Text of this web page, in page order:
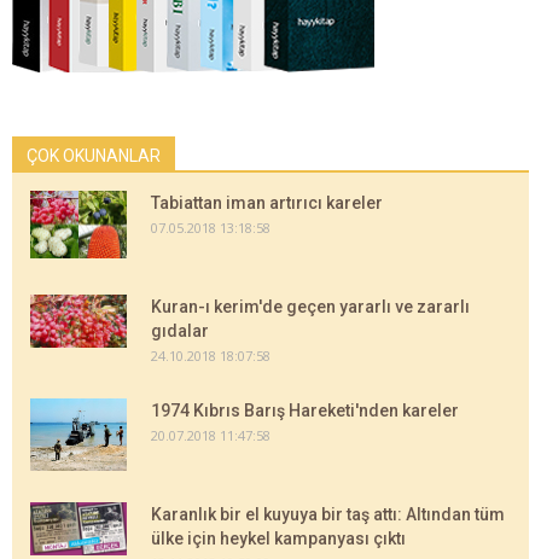
ÇOK OKUNANLAR
Tabiattan iman artırıcı kareler
07.05.2018 13:18:58
Kuran-ı kerim'de geçen yararlı ve zararlı
gıdalar
24.10.2018 18:07:58
1974 Kıbrıs Barış Hareketi'nden kareler
20.07.2018 11:47:58
Karanlık bir el kuyuya bir taş attı: Altından tüm
ülke için heykel kampanyası çıktı